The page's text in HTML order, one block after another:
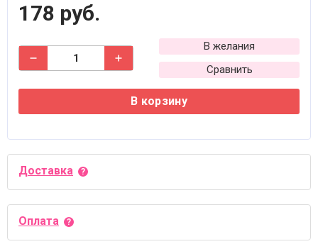
178 руб.
В желания
Сравнить
В корзину
Доставка
Оплата